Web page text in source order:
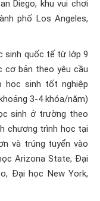
Diego, khu vui chơi
phố Los Angeles,
sinh quốc tế từ lớp 9
cơ bản theo yêu cầu
học sinh tốt nghiệp
3-4 khóa/năm)
sinh ở trường theo
chương trình học tại
và trúng tuyển vào
Arizona State, Đại
Đại học New York,